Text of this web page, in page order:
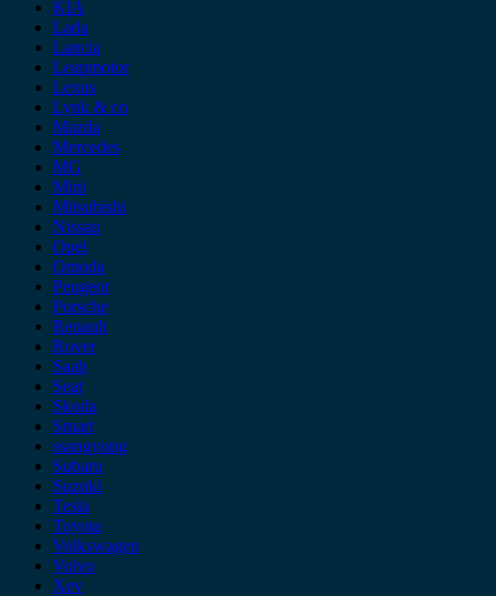
KIA
Lada
Lancia
Leapmotor
Lexus
Lynk & co
Mazda
Mercedes
MG
Mini
Mitsubishi
Nissan
Opel
Omoda
Peugeot
Porsche
Renault
Rover
Saab
Seat
Skoda
Smart
ssangyong
Subaru
Suzuki
Tesla
Toyota
Volkswagen
Volvo
Xev